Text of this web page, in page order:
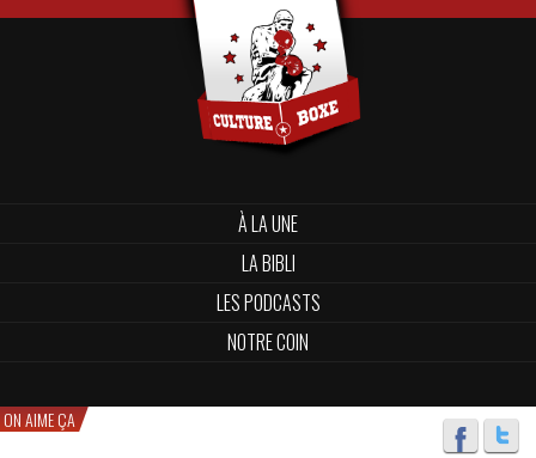
À LA UNE
LA BIBLI
LES PODCASTS
NOTRE COIN
ON AIME ÇA